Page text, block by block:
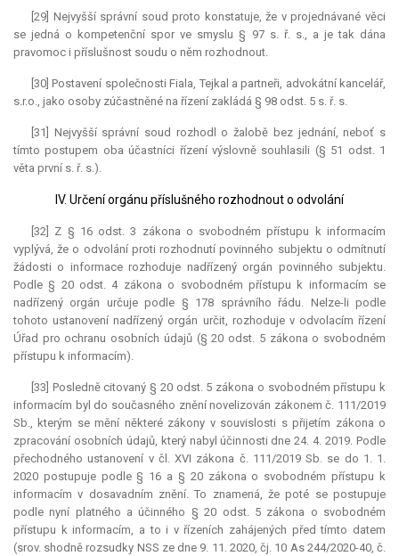
[29] Nejvyšší správní soud proto konstatuje, že v projednávané věci
se jedná o kompetenční spor ve smyslu § 97 s. ř. s., a je tak dána
pravomoc i příslušnost soudu o něm rozhodnout.
[30] Postavení společnosti Fiala, Tejkal a partneři, advokátní kancelář,
s.r.o., jako osoby zúčastněné na řízení zakládá § 98 odst. 5 s. ř. s.
[31] Nejvyšší správní soud rozhodl o žalobě bez jednání, neboť s
tímto postupem oba účastníci řízení výslovně souhlasili (§ 51 odst. 1
věta první s. ř. s.).
IV. Určení orgánu příslušného rozhodnout o odvolání
[32] Z § 16 odst. 3 zákona o svobodném přístupu k informacím
vyplývá, že o odvolání proti rozhodnutí povinného subjektu o odmítnutí
žádosti o informace rozhoduje nadřízený orgán povinného subjektu.
Podle § 20 odst. 4 zákona o svobodném přístupu k informacím se
nadřízený orgán určuje podle § 178 správního řádu. Nelze-li podle
tohoto ustanovení nadřízený orgán určit, rozhoduje v odvolacím řízení
Úřad pro ochranu osobních údajů (§ 20 odst. 5 zákona o svobodném
přístupu k informacím).
[33] Posledně citovaný § 20 odst. 5 zákona o svobodném přístupu k
informacím byl do současného znění novelizován zákonem č. 111/2019
Sb., kterým se mění některé zákony v souvislosti s přijetím zákona o
zpracování osobních údajů, který nabyl účinnosti dne 24. 4. 2019. Podle
přechodného ustanovení v čl. XVI zákona č. 111/2019 Sb. se do 1. 1.
2020 postupuje podle § 16 a § 20 zákona o svobodném přístupu k
informacím v dosavadním znění. To znamená, že poté se postupuje
podle nyní platného a účinného § 20 odst. 5 zákona o svobodném
přístupu k informacím, a to i v řízeních zahájených před tímto datem
(srov. shodně rozsudky NSS ze dne 9. 11. 2020, čj. 10 As 244/2020-40, č.